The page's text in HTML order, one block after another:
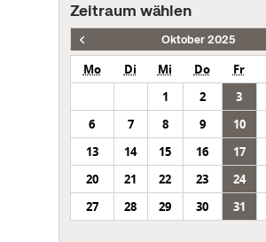
Zeitraum wählen
Oktober 2025
Mo Di Mi Do Fr
1
2 3
6
7 8 9 10
13
14 15 16 17
20
21 22 23 24
27
28 29 30 31